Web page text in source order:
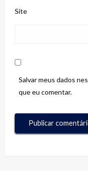
Site
Salvar meus dados
que eu comentar.